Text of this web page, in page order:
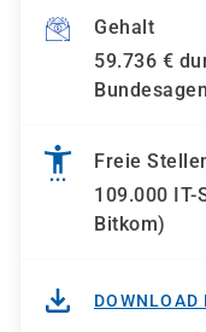
Gehalt
59.736 €
Freie
109.000 IT-
Bitkom)
DOWNLOAD